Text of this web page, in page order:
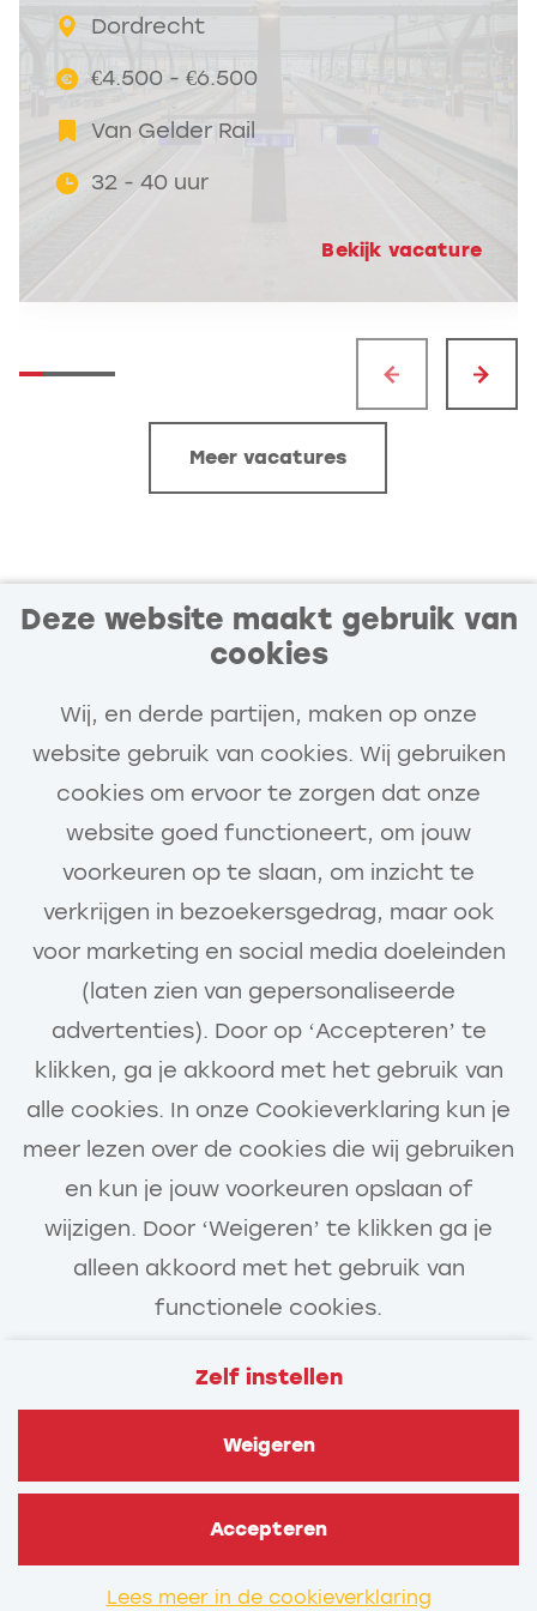
Deze website maakt gebruik van
cookies
Wij, en derde partijen, maken op onze
website gebruik van cookies. Wij gebruiken
cookies om ervoor te zorgen dat onze
website goed functioneert, om jouw
voorkeuren op te slaan, om inzicht te
verkrijgen in bezoekersgedrag, maar ook
voor marketing en social media doeleinden
(laten zien van gepersonaliseerde
advertenties). Door op ‘Accepteren’ te
klikken, ga je akkoord met het gebruik van
alle cookies. In onze Cookieverklaring kun je
meer lezen over de cookies die wij gebruiken
en kun je jouw voorkeuren opslaan of
wijzigen. Door ‘Weigeren’ te klikken ga je
alleen akkoord met het gebruik van
functionele cookies.
Zelf instellen
Weigeren
Accepteren
Lees meer in de cookieverklaring
Achternaam
E-mailadres
Telefoonnummer
Upload cv of voorstelformulier
Upload motivatie (optioneel)
Upload motivatie (optioneel)
Dordrecht
€4.500 - €6.500
Van Gelder Rail
32 - 40 uur
Bekijk vacature
Meer vacatures
nieuwe en interessante
vacatures!
Stel een job alert in en wij houden je
automatisch op de hoogte van
nieuwe relevante vacatures.
Stel job alert in (1/2)
Veelgestelde vragen
Privacy